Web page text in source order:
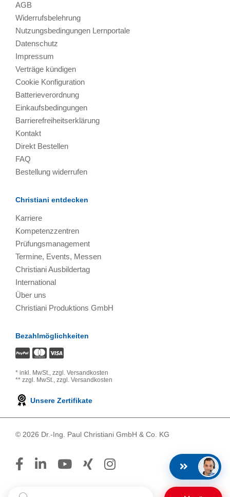
AGB
Widerrufsbelehrung
Nutzungsbedingungen Lernportale
Datenschutz
Impressum
Verträge kündigen
Cookie Konfiguration
Batterieverordnung
Einkaufsbedingungen
Barrierefreiheitserklärung
Kontakt
Direkt Bestellen
FAQ
Bestellung widerrufen
Christiani entdecken
Karriere
Kompetenzzentren
Prüfungsmanagement
Termine, Events, Messen
Christiani Ausbildertag
International
Über uns
Christiani Produktions GmbH
Bezahlmöglichkeiten
* inkl. MwSt., zzgl. Versandkosten
** zzgl. MwSt., zzgl. Versandkosten
Unsere Zertifikate
© 2026 Dr.-Ing. Paul Christiani GmbH & Co. KG